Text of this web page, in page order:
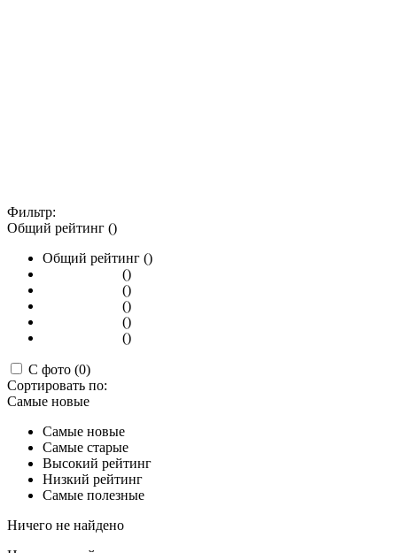
Фильтр:
Общий рейтинг ()
Общий рейтинг ()
()
()
()
()
()
С фото (0)
Сортировать по:
Самые новые
Самые новые
Самые старые
Высокий рейтинг
Низкий рейтинг
Самые полезные
Ничего не найдено